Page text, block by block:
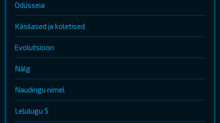
Odüsseia
Käsilased ja koletised
Evolutsioon
Nälg
Naudingu nimel
Lelulugu 5